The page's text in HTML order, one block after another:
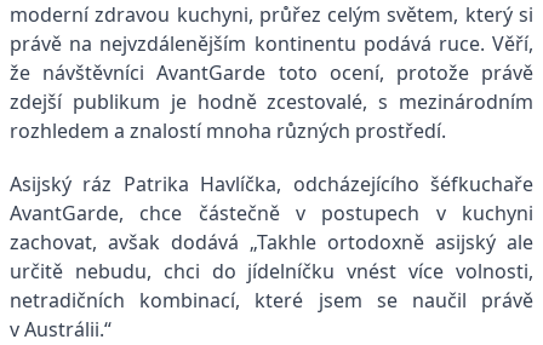
moderní zdravou kuchyni, průřez celým světem, který si
právě na nejvzdálenějším kontinentu podává ruce. Věří,
že návštěvníci AvantGarde toto ocení, protože právě
zdejší publikum je hodně zcestovalé, s mezinárodním
rozhledem a znalostí mnoha různých prostředí.
Asijský ráz Patrika Havlíčka, odcházejícího šéfkuchaře
AvantGarde, chce částečně v postupech v kuchyni
zachovat, avšak dodává „Takhle ortodoxně asijský ale
určitě nebudu, chci do jídelníčku vnést více volnosti,
netradičních kombinací, které jsem se naučil právě
v Austrálii.“